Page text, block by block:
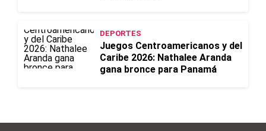
DEPORTES
Juegos Centroamericanos y del
Caribe 2026: Nathalee Aranda
gana bronce para Panamá